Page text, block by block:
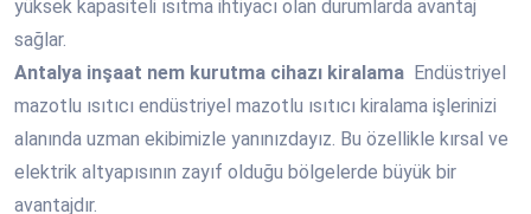
yüksek kapasiteli ısıtma ihtiyacı olan durumlarda avantaj
sağlar.
Antalya inşaat nem kurutma cihazı kiralama Endüstriyel
mazotlu ısıtıcı endüstriyel mazotlu ısıtıcı kiralama işlerinizi
alanında uzman ekibimizle yanınızdayız. Bu özellikle kırsal ve
elektrik altyapısının zayıf olduğu bölgelerde büyük bir
avantajdır.